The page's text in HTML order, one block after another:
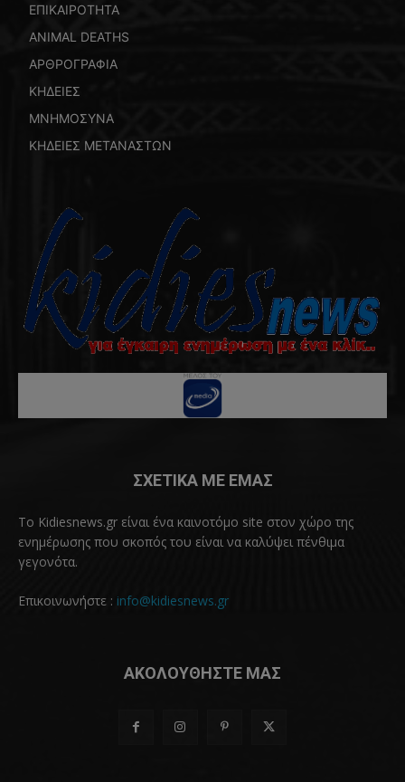
ΕΠΙΚΑΙΡΟΤΗΤΑ
ANIMAL DEATHS
ΑΡΘΡΟΓΡΑΦΙΑ
ΚΗΔΕΙΕΣ
ΜΝΗΜΟΣΥΝΑ
ΚΗΔΕΙΕΣ ΜΕΤΑΝΑΣΤΩΝ
ΣΧΕΤΙΚΑ ΜΕ ΕΜΑΣ
Το Kidiesnews.gr είναι ένα καινοτόμο site στον χώρο της
ενημέρωσης που σκοπός του είναι να καλύψει πένθιμα
γεγονότα.
Επικοινωνήστε : info@kidiesnews.gr
ΑΚΟΛΟΥΘΗΣΤΕ ΜΑΣ